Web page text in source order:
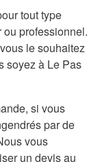
tout type
ou professionnel.
le souhaitez
soyez à Le Pas
si vous
par de
vous
un devis au